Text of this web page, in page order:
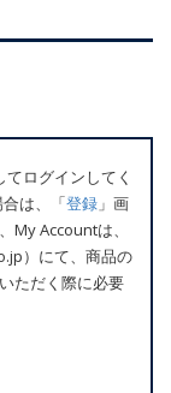
ログインしてく
は、「登録 」画
My Accountは、
）にて、商品の
ただく際に必要